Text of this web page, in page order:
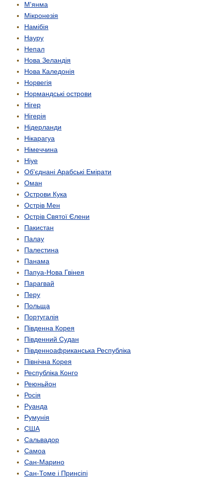
М'янма
Мікронезія
Намібія
Науру
Непал
Нова Зеландія
Нова Каледонія
Норвегія
Нормандські острови
Нігер
Нігерія
Нідерланди
Нікарагуа
Німеччина
Ніуе
Об'єднані Арабські Емірати
Оман
Острови Кука
Острів Мен
Острів Святої Єлени
Пакистан
Палау
Палестина
Панама
Папуа-Нова Гвінея
Парагвай
Перу
Польща
Португалія
Південна Корея
Південний Судан
Південно­африканська Республіка
Північна Корея
Республіка Конго
Реюньйон
Росія
Руанда
Румунія
США
Сальвадор
Самоа
Сан-Марино
Сан-Томе і Принсіпі